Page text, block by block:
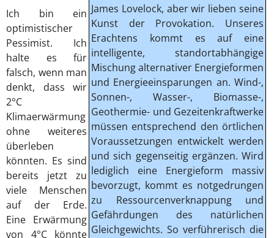
James Lovelock, aber wir lieben seine
Kunst der Provokation. Unseres
Erachtens kommt es auf eine
intelligente, standortabhängige
Mischung alternativer Energieformen
und Energieeinsparungen an. Wind-,
Sonnen-, Wasser-, Biomasse-,
Geothermie- und Gezeitenkraftwerke
müssen entsprechend den örtlichen
Voraussetzungen entwickelt werden
und sich gegenseitig ergänzen. Wird
lediglich eine Energieform massiv
bevorzugt, kommt es notgedrungen
zu Ressourcenverknappung und
Gefährdungen des natürlichen
Gleichgewichts. So verführerisch die
Ich bin ein
optimistischer
Pessimist. Ich
halte es für
falsch, wenn man
denkt, dass wir
2°C
Klimaerwärmung
ohne weiteres
überleben
könnten. Es sind
bereits jetzt zu
viele Menschen
auf der Erde.
Eine Erwärmung
von 4°C könnte